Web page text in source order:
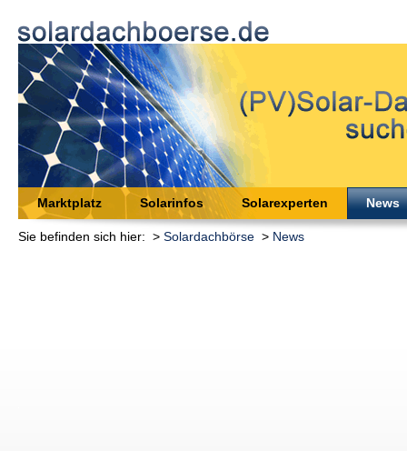
Marktplatz Solarinfos Solarexperten News
Sie befinden sich hier: > Solardachbörse > News